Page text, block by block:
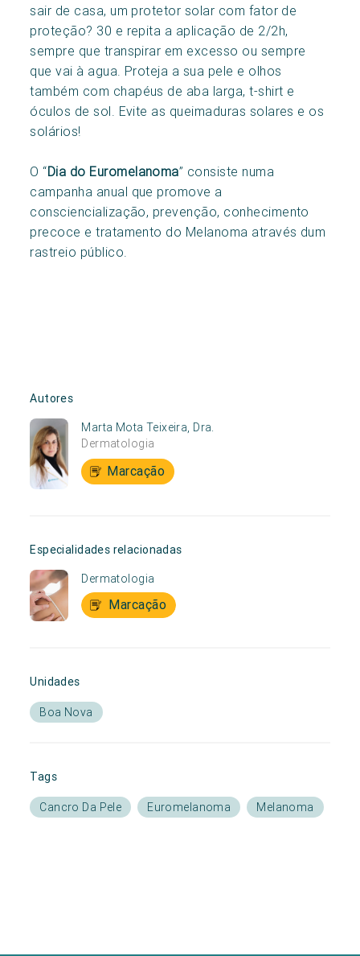
sair de casa, um protetor solar com fator de
proteção? 30 e repita a aplicação de 2/2h,
sempre que transpirar em excesso ou sempre
que vai à agua. Proteja a sua pele e olhos
também com chapéus de aba larga, t-shirt e
óculos de sol. Evite as queimaduras solares e os
solários!
O “Dia do Euromelanoma” consiste numa
campanha anual que promove a
consciencialização, prevenção, conhecimento
precoce e tratamento do Melanoma através dum
rastreio público.
Autores
Marta Mota Teixeira, Dra.
Dermatologia
Marcação
Especialidades relacionadas
Dermatologia
Marcação
Unidades
Boa Nova
Tags
Cancro Da Pele Euromelanoma Melanoma